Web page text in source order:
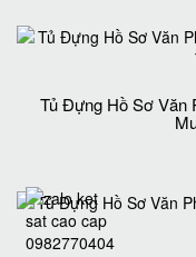
Tủ Đựng Hồ Sơ Văn